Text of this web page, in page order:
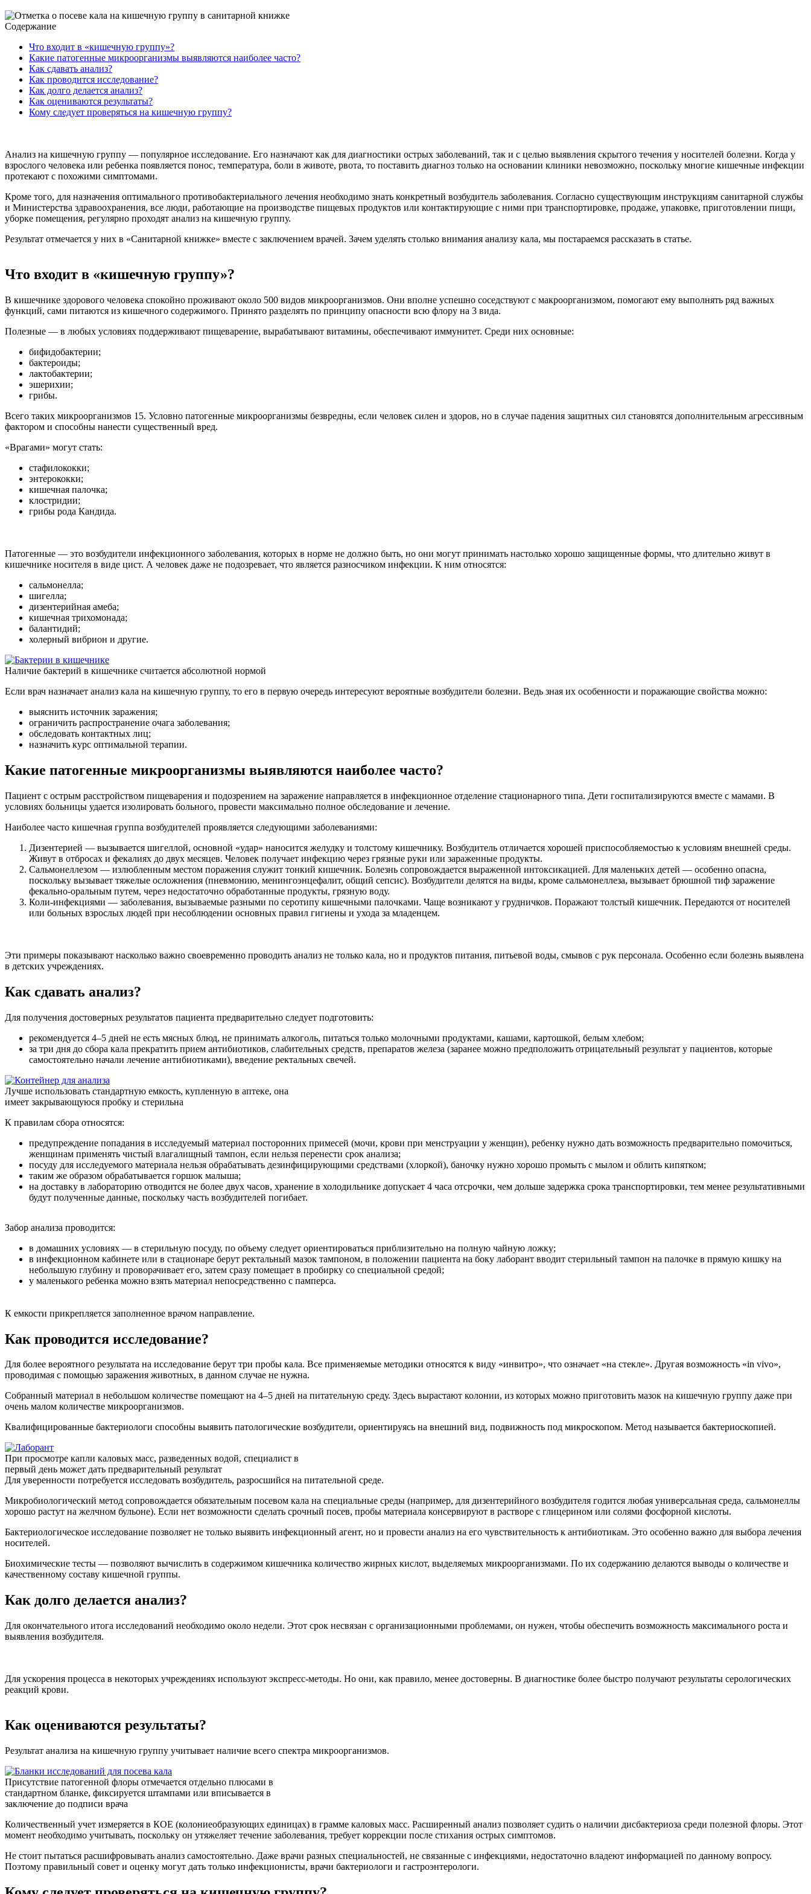
Содержание
Что входит в «кишечную группу»?
Какие патогенные микроорганизмы выявляются наиболее часто?
Как сдавать анализ?
Как проводится исследование?
Как долго делается анализ?
Как оцениваются результаты?
Кому следует проверяться на кишечную группу?
Анализ на кишечную группу — популярное исследование. Его назначают как для диагностики острых заболеваний, так и с целью выявления скрытого течения у носителей болезни. Когда у
взрослого человека или ребенка появляется понос, температура, боли в животе, рвота, то поставить диагноз только на основании клиники невозможно, поскольку многие кишечные инфекции
протекают с похожими симптомами.
Кроме того, для назначения оптимального противобактериального лечения необходимо знать конкретный возбудитель заболевания. Согласно существующим инструкциям санитарной службы
и Министерства здравоохранения, все люди, работающие на производстве пищевых продуктов или контактирующие с ними при транспортировке, продаже, упаковке, приготовлении пищи,
уборке помещения, регулярно проходят анализ на кишечную группу.
Результат отмечается у них в «Санитарной книжке» вместе с заключением врачей. Зачем уделять столько внимания анализу кала, мы постараемся рассказать в статье.
Что входит в «кишечную группу»?
В кишечнике здорового человека спокойно проживают около 500 видов микроорганизмов. Они вполне успешно соседствуют с макроорганизмом, помогают ему выполнять ряд важных
функций, сами питаются из кишечного содержимого. Принято разделять по принципу опасности всю флору на 3 вида.
Полезные — в любых условиях поддерживают пищеварение, вырабатывают витамины, обеспечивают иммунитет. Среди них основные:
бифидобактерии;
бактероиды;
лактобактерии;
эшерихии;
грибы.
Всего таких микроорганизмов 15. Условно патогенные микроорганизмы безвредны, если человек силен и здоров, но в случае падения защитных сил становятся дополнительным агрессивным
фактором и способны нанести существенный вред.
«Врагами» могут стать:
стафилококки;
энтерококки;
кишечная палочка;
клостридии;
грибы рода Кандида.
Патогенные — это возбудители инфекционного заболевания, которых в норме не должно быть, но они могут принимать настолько хорошо защищенные формы, что длительно живут в
кишечнике носителя в виде цист. А человек даже не подозревает, что является разносчиком инфекции. К ним относятся:
сальмонелла;
шигелла;
дизентерийная амеба;
кишечная трихомонада;
балантидий;
холерный вибрион и другие.
Наличие бактерий в кишечнике считается абсолютной нормой
Если врач назначает анализ кала на кишечную группу, то его в первую очередь интересуют вероятные возбудители болезни. Ведь зная их особенности и поражающие свойства можно:
выяснить источник заражения;
ограничить распространение очага заболевания;
обследовать контактных лиц;
назначить курс оптимальной терапии.
Какие патогенные микроорганизмы выявляются наиболее часто?
Пациент с острым расстройством пищеварения и подозрением на заражение направляется в инфекционное отделение стационарного типа. Дети госпитализируются вместе с мамами. В
условиях больницы удается изолировать больного, провести максимально полное обследование и лечение.
Наиболее часто кишечная группа возбудителей проявляется следующими заболеваниями:
Дизентерией — вызывается шигеллой, основной «удар» наносится желудку и толстому кишечнику. Возбудитель отличается хорошей приспособляемостью к условиям внешней среды.
Живут в отбросах и фекалиях до двух месяцев. Человек получает инфекцию через грязные руки или зараженные продукты.
Сальмонеллезом — излюбленным местом поражения служит тонкий кишечник. Болезнь сопровождается выраженной интоксикацией. Для маленьких детей — особенно опасна,
поскольку вызывает тяжелые осложнения (пневмонию, менингоэнцефалит, общий сепсис). Возбудители делятся на виды, кроме сальмонеллеза, вызывает брюшной тиф заражение
фекально-оральным путем, через недостаточно обработанные продукты, грязную воду.
Коли-инфекциями — заболевания, вызываемые разными по серотипу кишечными палочками. Чаще возникают у грудничков. Поражают толстый кишечник. Передаются от носителей
или больных взрослых людей при несоблюдении основных правил гигиены и ухода за младенцем.
Эти примеры показывают насколько важно своевременно проводить анализ не только кала, но и продуктов питания, питьевой воды, смывов с рук персонала. Особенно если болезнь выявлена
в детских учреждениях.
Как сдавать анализ?
Для получения достоверных результатов пациента предварительно следует подготовить:
рекомендуется 4–5 дней не есть мясных блюд, не принимать алкоголь, питаться только молочными продуктами, кашами, картошкой, белым хлебом;
за три дня до сбора кала прекратить прием антибиотиков, слабительных средств, препаратов железа (заранее можно предположить отрицательный результат у пациентов, которые
самостоятельно начали лечение антибиотиками), введение ректальных свечей.
Лучше использовать стандартную емкость, купленную в аптеке, она
имеет закрывающуюся пробку и стерильна
К правилам сбора относятся:
предупреждение попадания в исследуемый материал посторонних примесей (мочи, крови при менструации у женщин), ребенку нужно дать возможность предварительно помочиться,
женщинам применять чистый влагалищный тампон, если нельзя перенести срок анализа;
посуду для исследуемого материала нельзя обрабатывать дезинфицирующими средствами (хлоркой), баночку нужно хорошо промыть с мылом и облить кипятком;
таким же образом обрабатывается горшок малыша;
на доставку в лабораторию отводится не более двух часов, хранение в холодильнике допускает 4 часа отсрочки, чем дольше задержка срока транспортировки, тем менее результативными
будут полученные данные, поскольку часть возбудителей погибает.
Забор анализа проводится:
в домашних условиях — в стерильную посуду, по объему следует ориентироваться приблизительно на полную чайную ложку;
в инфекционном кабинете или в стационаре берут ректальный мазок тампоном, в положении пациента на боку лаборант вводит стерильный тампон на палочке в прямую кишку на
небольшую глубину и проворачивает его, затем сразу помещает в пробирку со специальной средой;
у маленького ребенка можно взять материал непосредственно с памперса.
К емкости прикрепляется заполненное врачом направление.
Как проводится исследование?
Для более вероятного результата на исследование берут три пробы кала. Все применяемые методики относятся к виду «инвитро», что означает «на стекле». Другая возможность «in vivo»,
проводимая с помощью заражения животных, в данном случае не нужна.
Собранный материал в небольшом количестве помещают на 4–5 дней на питательную среду. Здесь вырастают колонии, из которых можно приготовить мазок на кишечную группу даже при
очень малом количестве микроорганизмов.
Квалифицированные бактериологи способны выявить патологические возбудители, ориентируясь на внешний вид, подвижность под микроскопом. Метод называется бактериоскопией.
При просмотре капли каловых масс, разведенных водой, специалист в
первый день может дать предварительный результат
Для уверенности потребуется исследовать возбудитель, разросшийся на питательной среде.
Микробиологический метод сопровождается обязательным посевом кала на специальные среды (например, для дизентерийного возбудителя годится любая универсальная среда, сальмонеллы
хорошо растут на желчном бульоне). Если нет возможности сделать срочный посев, пробы материала консервируют в растворе с глицерином или солями фосфорной кислоты.
Бактериологическое исследование позволяет не только выявить инфекционный агент, но и провести анализ на его чувствительность к антибиотикам. Это особенно важно для выбора лечения
носителей.
Биохимические тесты — позволяют вычислить в содержимом кишечника количество жирных кислот, выделяемых микроорганизмами. По их содержанию делаются выводы о количестве и
качественному составу кишечной группы.
Как долго делается анализ?
Для окончательного итога исследований необходимо около недели. Этот срок несвязан с организационными проблемами, он нужен, чтобы обеспечить возможность максимального роста и
выявления возбудителя.
Для ускорения процесса в некоторых учреждениях используют экспресс-методы. Но они, как правило, менее достоверны. В диагностике более быстро получают результаты серологических
реакций крови.
Как оцениваются результаты?
Результат анализа на кишечную группу учитывает наличие всего спектра микроорганизмов.
Присутствие патогенной флоры отмечается отдельно плюсами в
стандартном бланке, фиксируется штампами или вписывается в
заключение до подписи врача
Количественный учет измеряется в КОЕ (колониеобразующих единицах) в грамме каловых масс. Расширенный анализ позволяет судить о наличии дисбактериоза среди полезной флоры. Этот
момент необходимо учитывать, поскольку он утяжеляет течение заболевания, требует коррекции после стихания острых симптомов.
Не стоит пытаться расшифровывать анализ самостоятельно. Даже врачи разных специальностей, не связанные с инфекциями, недостаточно владеют информацией по данному вопросу.
Поэтому правильный совет и оценку могут дать только инфекционисты, врачи бактериологи и гастроэнтерологи.